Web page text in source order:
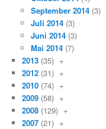
September 2014 (3)
Juli 2014 (3)
Juni 2014 (3)
Mai 2014 (7)
2013 (35) +
2012 (31) +
2010 (74) +
2009 (58) +
2008 (129) +
2007 (21) +